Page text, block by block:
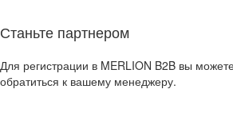
Станьте партнером
Для регистрации в MERLION B2B вы
обратиться к вашему менеджеру.